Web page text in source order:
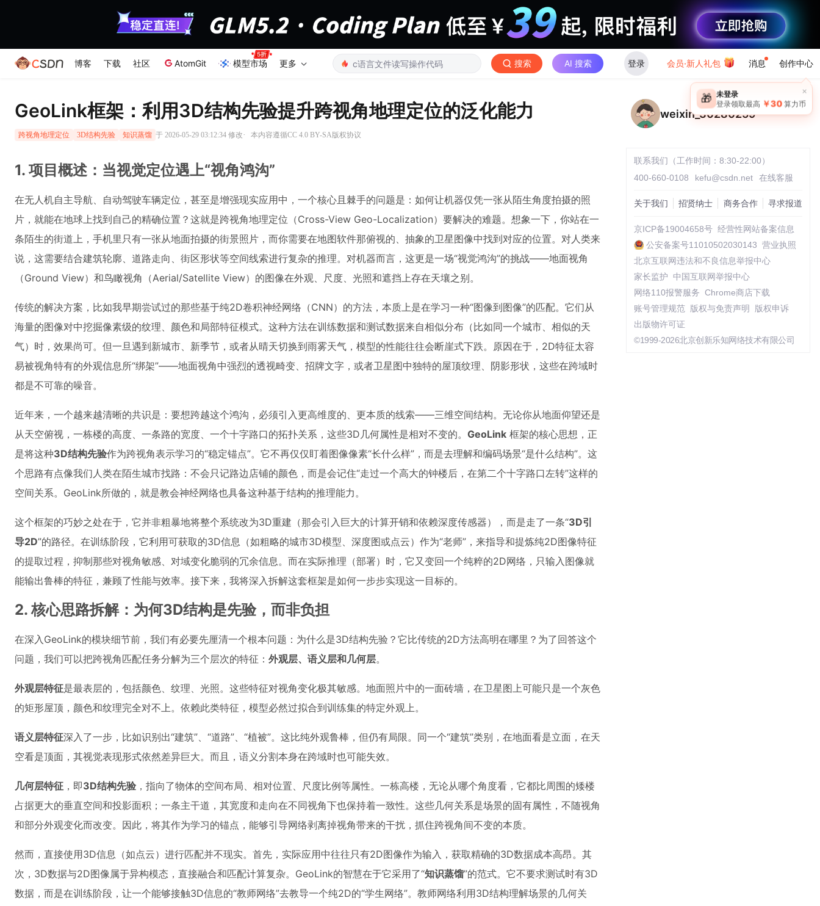
博客 下载 社区 AtomGit 模型市场 更多 搜索 AI 搜索 登录 会员·新人礼包 消息 创作中心
×
🎁 未登录
登录领取最高 ￥30 算力币
GeoLink框架：利用3D结构先验提升跨视角地理定位的泛化能力
跨视角地理定位 3D结构先验 知识蒸馏 于 2026-05-29 03:12:34 修改· 本内容遵循CC 4.0 BY-SA版权协议
1. 项目概述：当视觉定位遇上“视角鸿沟”
在无人机自主导航、自动驾驶车辆定位，甚至是增强现实应用中，一个核心且棘手的问题是：如何让机器仅凭一张从陌生角度拍摄的照
片，就能在地球上找到自己的精确位置？这就是跨视角地理定位（Cross-View Geo-Localization）要解决的难题。想象一下，你站在一
条陌生的街道上，手机里只有一张从地面拍摄的街景照片，而你需要在地图软件那俯视的、抽象的卫星图像中找到对应的位置。对人类来
说，这需要结合建筑轮廓、道路走向、街区形状等空间线索进行复杂的推理。对机器而言，这更是一场“视觉鸿沟”的挑战——地面视角
（Ground View）和鸟瞰视角（Aerial/Satellite View）的图像在外观、尺度、光照和遮挡上存在天壤之别。
传统的解决方案，比如我早期尝试过的那些基于纯2D卷积神经网络（CNN）的方法，本质上是在学习一种“图像到图像”的匹配。它们从
海量的图像对中挖掘像素级的纹理、颜色和局部特征模式。这种方法在训练数据和测试数据来自相似分布（比如同一个城市、相似的天
气）时，效果尚可。但一旦遇到新城市、新季节，或者从晴天切换到雨雾天气，模型的性能往往会断崖式下跌。原因在于，2D特征太容
易被视角特有的外观信息所“绑架”——地面视角中强烈的透视畸变、招牌文字，或者卫星图中独特的屋顶纹理、阴影形状，这些在跨域时
都是不可靠的噪音。
近年来，一个越来越清晰的共识是：要想跨越这个鸿沟，必须引入更高维度的、更本质的线索——三维空间结构。无论你从地面仰望还是
从天空俯视，一栋楼的高度、一条路的宽度、一个十字路口的拓扑关系，这些3D几何属性是相对不变的。 GeoLink 框架的核心思想，正
是将这种3D结构先验作为跨视角表示学习的“稳定锚点”。它不再仅仅盯着图像像素“长什么样”，而是去理解和编码场景“是什么结构”。这
个思路有点像我们人类在陌生城市找路：不会只记路边店铺的颜色，而是会记住“走过一个高大的钟楼后，在第二个十字路口左转”这样的
空间关系。GeoLink所做的，就是教会神经网络也具备这种基于结构的推理能力。
这个框架的巧妙之处在于，它并非粗暴地将整个系统改为3D重建（那会引入巨大的计算开销和依赖深度传感器），而是走了一条“3D引
导2D”的路径。在训练阶段，它利用可获取的3D信息（如粗略的城市3D模型、深度图或点云）作为“老师”，来指导和提炼纯2D图像特征
的提取过程，抑制那些对视角敏感、对域变化脆弱的冗余信息。而在实际推理（部署）时，它又变回一个纯粹的2D网络，只输入图像就
能输出鲁棒的特征，兼顾了性能与效率。接下来，我将深入拆解这套框架是如何一步步实现这一目标的。
2. 核心思路拆解：为何3D结构是先验，而非负担
在深入GeoLink的模块细节前，我们有必要先厘清一个根本问题：为什么是3D结构先验？它比传统的2D方法高明在哪里？为了回答这个
问题，我们可以把跨视角匹配任务分解为三个层次的特征： 外观层、语义层和几何层。
外观层特征是最表层的，包括颜色、纹理、光照。这些特征对视角变化极其敏感。地面照片中的一面砖墙，在卫星图上可能只是一个灰色
的矩形屋顶，颜色和纹理完全对不上。依赖此类特征，模型必然过拟合到训练集的特定外观上。
语义层特征深入了一步，比如识别出“建筑”、“道路”、“植被”。这比纯外观鲁棒，但仍有局限。同一个“建筑”类别，在地面看是立面，在天
空看是顶面，其视觉表现形式依然差异巨大。而且，语义分割本身在跨域时也可能失效。
几何层特征 ，即3D结构先验 ，指向了物体的空间布局、相对位置、尺度比例等属性。一栋高楼，无论从哪个角度看，它都比周围的矮楼
占据更大的垂直空间和投影面积；一条主干道，其宽度和走向在不同视角下也保持着一致性。这些几何关系是场景的固有属性，不随视角
和部分外观变化而改变。因此，将其作为学习的锚点，能够引导网络剥离掉视角带来的干扰，抓住跨视角间不变的本质。
然而，直接使用3D信息（如点云）进行匹配并不现实。首先，实际应用中往往只有2D图像作为输入，获取精确的3D数据成本高昂。其
次，3D数据与2D图像属于异构模态，直接融合和匹配计算复杂。GeoLink的智慧在于它采用了“知识蒸馏”的范式。它不要求测试时有3D
数据，而是在训练阶段，让一个能够接触3D信息的“教师网络”去教导一个纯2D的“学生网络”。教师网络利用3D结构理解场景的几何关
weixin_30280259
联系我们（工作时间：8:30-22:00）
400-660-0108
kefu@csdn.net 在线客服
关于我们 招贤纳士 商务合作 寻求报道
京ICP备19004658号 经营性网站备案信息
公安备案号11010502030143 营业执照
北京互联网违法和不良信息举报中心
家长监护
中国互联网举报中心
网络110报警服务 Chrome商店下载
账号管理规范
版权与免责声明
版权申诉
出版物许可证
©1999-2026北京创新乐知网络技术有限公司